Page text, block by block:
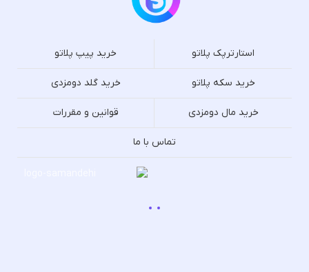
استارترپک پلاتو خرید پیپ پلاتو
خرید سکه پلاتو خرید گلد دومزدی
خرید مال دومزدی قوانین و مقررات
تماس با ما